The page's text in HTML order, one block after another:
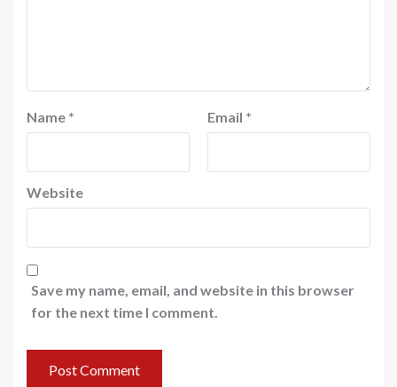
Name * Email *
Website
Save my name, email, and website in this browser
for the next time I comment.